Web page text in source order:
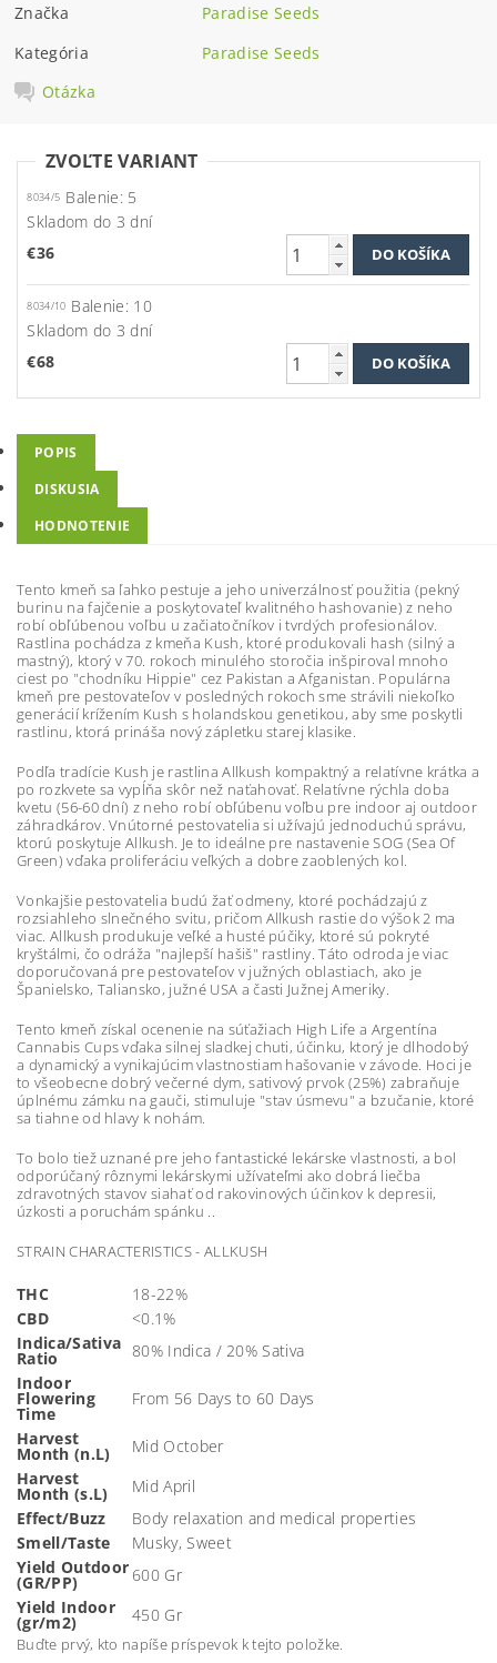
Značka
Paradise Seeds
Kategória
Paradise Seeds
Otázka
ZVOĽTE VARIANT
8034/5 Balenie: 5
Skladom do 3 dní
€36
8034/10 Balenie: 10
Skladom do 3 dní
€68
POPIS
DISKUSIA
HODNOTENIE
Tento kmeň sa ľahko pestuje a jeho univerzálnosť použitia (pekný
burinu na fajčenie a poskytovateľ kvalitného hashovanie) z neho
robí obľúbenou voľbu u začiatočníkov i tvrdých profesionálov.
Rastlina pochádza z kmeňa Kush, ktoré produkovali hash (silný a
mastný), ktorý v 70. rokoch minulého storočia inšpiroval mnoho
ciest po "chodníku Hippie" cez Pakistan a Afganistan. Populárna
kmeň pre pestovateľov v posledných rokoch sme strávili niekoľko
generácií krížením Kush s holandskou genetikou, aby sme poskytli
rastlinu, ktorá prináša nový zápletku starej klasike.
Podľa tradície Kush je rastlina Allkush kompaktný a relatívne krátka a
po rozkvete sa vypĺňa skôr než naťahovať. Relatívne rýchla doba
kvetu (56-60 dní) z neho robí obľúbenu voľbu pre indoor aj outdoor
záhradkárov. Vnútorné pestovatelia si užívajú jednoduchú správu,
ktorú poskytuje Allkush. Je to ideálne pre nastavenie SOG (Sea Of
Green) vďaka proliferáciu veľkých a dobre zaoblených kol.
Vonkajšie pestovatelia budú žať odmeny, ktoré pochádzajú z
rozsiahleho slnečného svitu, pričom Allkush rastie do výšok 2 ma
viac. Allkush produkuje veľké a husté púčiky, ktoré sú pokryté
kryštálmi, čo odráža "najlepší hašiš" rastliny. Táto odroda je viac
doporučovaná pre pestovateľov v južných oblastiach, ako je
Španielsko, Taliansko, južné USA a časti Južnej Ameriky.
Tento kmeň získal ocenenie na súťažiach High Life a Argentína
Cannabis Cups vďaka silnej sladkej chuti, účinku, ktorý je dlhodobý
a dynamický a vynikajúcim vlastnostiam hašovanie v závode. Hoci je
to všeobecne dobrý večerné dym, sativový prvok (25%) zabraňuje
úplnému zámku na gauči, stimuluje "stav úsmevu" a bzučanie, ktoré
sa tiahne od hlavy k nohám.
To bolo tiež uznané pre jeho fantastické lekárske vlastnosti, a bol
odporúčaný rôznymi lekárskymi užívateľmi ako dobrá liečba
zdravotných stavov siahať od rakovinových účinkov k depresii,
úzkosti a poruchám spánku ..
STRAIN CHARACTERISTICS - ALLKUSH
THC
18-22%
CBD
<0.1%
Indica/Sativa
Ratio
80% Indica / 20% Sativa
Indoor
Flowering
Time
From 56 Days to 60 Days
Harvest
Month (n.L)
Mid October
Harvest
Month (s.L)
Mid April
Effect/Buzz
Body relaxation and medical properties
Smell/Taste
Musky, Sweet
Yield Outdoor
(GR/PP)
600 Gr
Yield Indoor
(gr/m2) 450 Gr
Buďte prvý, kto napíše príspevok k tejto položke.